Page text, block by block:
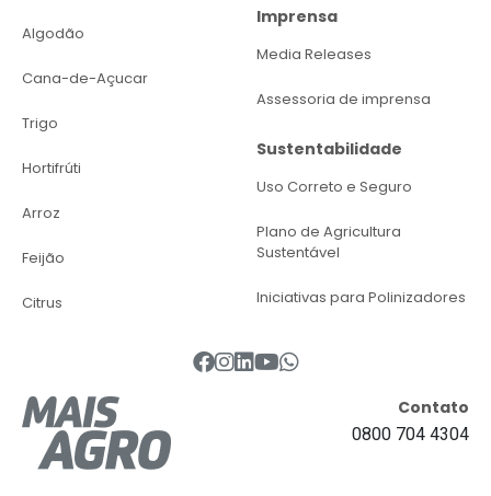
Algodão
Cana-de-Açucar
Trigo
Hortifrúti
Arroz
Feijão
Citrus
Imprensa
Media Releases
Assessoria de imprensa
Sustentabilidade
Uso Correto e Seguro
Plano de Agricultura
Sustentável
Iniciativas para Polinizadores
Contato
0800 704 4304